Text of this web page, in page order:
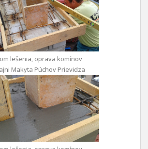
lešenia, oprava komínov
Makyta Púchov Prievidza